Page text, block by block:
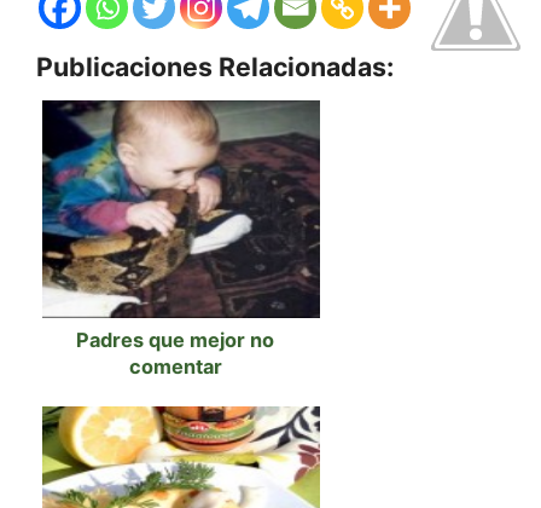
Publicaciones Relacionadas:
Padres que mejor no
comentar